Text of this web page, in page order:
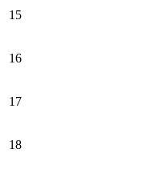
15
16
17
18